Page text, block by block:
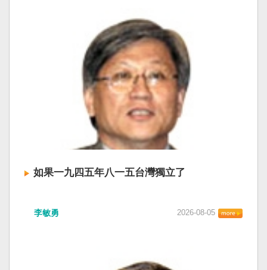
如果一九四五年八一五台灣獨立了
李敏勇 2026-08-05